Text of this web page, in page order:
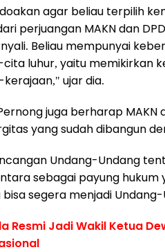
agar beliau terpilih
perjuangan MAKN dan
Beliau mempunyai
luhur, yaitu memikirkan
ujar dia.
juga berharap MAKN
yang sudah dibangun
Undang-Undang
sebagai payung
segera menjadi
Resmi Jadi Wakil Ketua